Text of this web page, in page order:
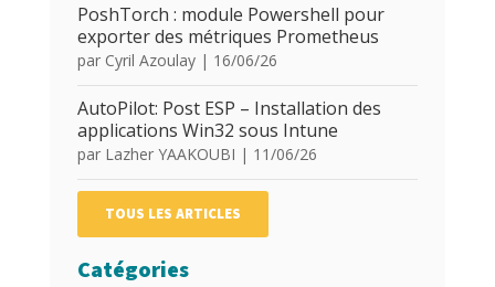
PoshTorch : module Powershell pour
exporter des métriques Prometheus
par Cyril Azoulay| 16/06/26
AutoPilot: Post ESP – Installation des
applications Win32 sous Intune
par Lazher YAAKOUBI | 11/06/26
TOUS LES ARTICLES
Catégories